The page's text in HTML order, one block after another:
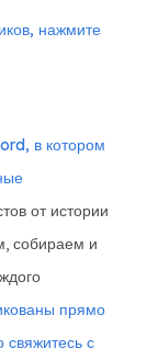
нажмите
в котором
от истории
собираем и
прямо
с